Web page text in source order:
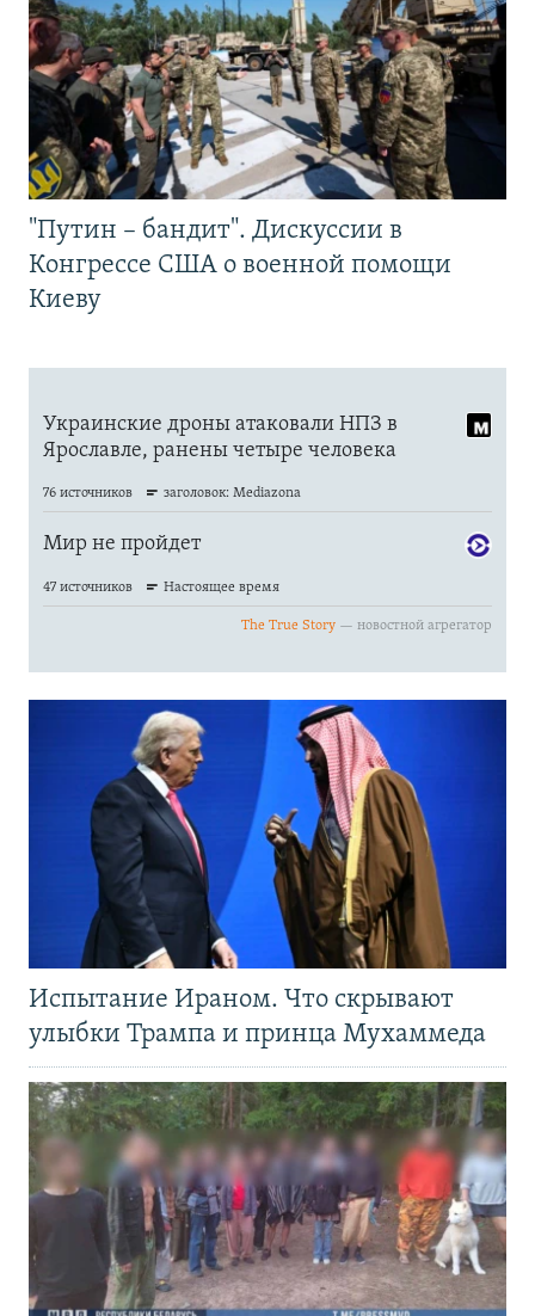
"Путин – бандит". Дискуссии в
Конгрессе США о военной помощи
Киеву
Испытание Ираном. Что скрывают
улыбки Трампа и принца Мухаммеда